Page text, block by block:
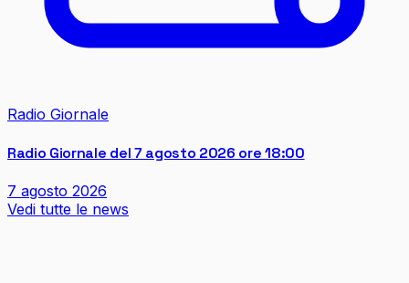
Radio Giornale
Radio Giornale del 7 agosto 2026 ore 18:00
7 agosto 2026
Vedi tutte le news